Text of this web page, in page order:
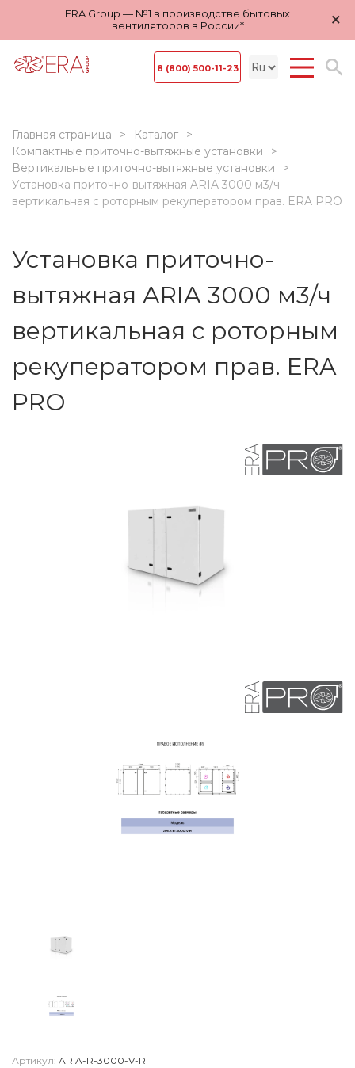
ERA Group — №1 в производстве бытовых
вентиляторов в России*
×
8 (800) 500-11-23
Главная страница
Каталог
Компактные приточно-вытяжные установки
Вертикальные приточно-вытяжные установки
Установка приточно-вытяжная ARIA 3000 м3/ч
вертикальная с роторным рекуператором прав. ERA PRO
Установка приточно-
вытяжная ARIA 3000 м3/ч
вертикальная с роторным
рекуператором прав. ERA
PRO
Артикул: ARIA-R-3000-V-R